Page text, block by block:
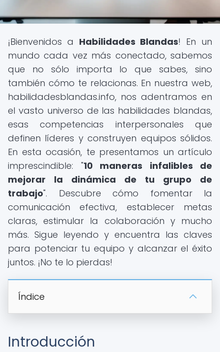
¡Bienvenidos a Habilidades Blandas! En un
mundo cada vez más conectado, sabemos
que no sólo importa lo que sabes, sino
también cómo te relacionas. En nuestra web,
habilidadesblandas.info, nos adentramos en
el vasto universo de las habilidades blandas,
esas competencias interpersonales que
definen líderes y construyen equipos sólidos.
En esta ocasión, te presentamos un artículo
imprescindible: "10 maneras infalibles de
mejorar la dinámica de tu grupo de
trabajo". Descubre cómo fomentar la
comunicación efectiva, establecer metas
claras, estimular la colaboración y mucho
más. Sigue leyendo y encuentra las claves
para potenciar tu equipo y alcanzar el éxito
juntos. ¡No te lo pierdas!
Índice
Introducción